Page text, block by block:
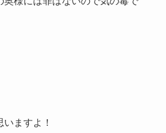
ますよ！